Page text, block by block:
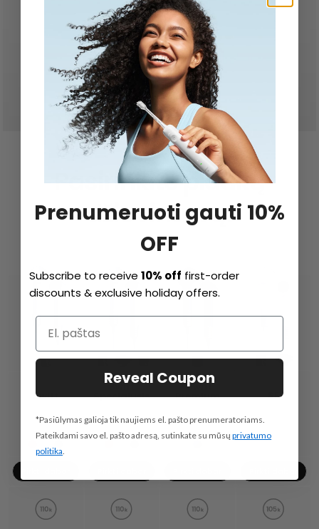
Pasirinkite plaukų
džiovintuvą.
Swift
Swift
Specialusis
"Swift
Premium SE
Prenumeruoti gauti 10%
OFF
Subscribe to receive10% off first-order
discounts & exclusive holiday offers.
Reveal Coupon
*Pasiūlymas galioja tik naujiems el. pašto prenumeratoriams.
Pateikdami savo el. pašto adresą, sutinkate su mūsųprivatumo
politika